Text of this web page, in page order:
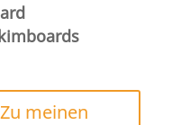
Zu meinen